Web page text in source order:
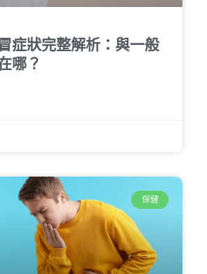
症狀完整解析：與一般
哪？
保健